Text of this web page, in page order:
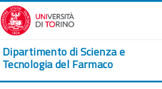
Passer au contenu principal
Dipartimento di Scienza e
Tecnologia del Farmaco